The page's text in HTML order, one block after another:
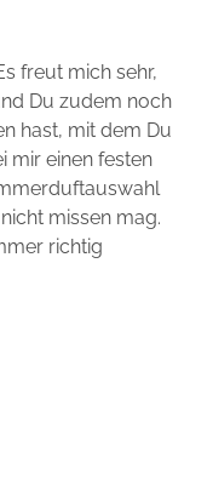
freut mich sehr,
Du zudem noch
hast, mit dem Du
mir einen festen
missen mag.
richtig